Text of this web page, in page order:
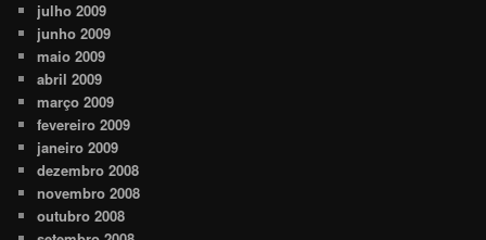
julho 2009
junho 2009
maio 2009
abril 2009
março 2009
fevereiro 2009
janeiro 2009
dezembro 2008
novembro 2008
outubro 2008